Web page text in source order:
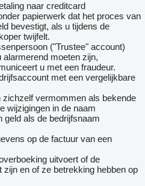
naar creditcard
papierwerk dat het proces van
bevestigt, als u tijdens de
twijfelt.
("Trustee" account)
moeten zijn,
u met een fraudeur.
met een vergelijkbare
zichzelf vermommen als bekende
wijzigingen in de naam
geld als de bedrijfsnaam
op de factuur van een
uitvoert of de
en of ze betrekking hebben op